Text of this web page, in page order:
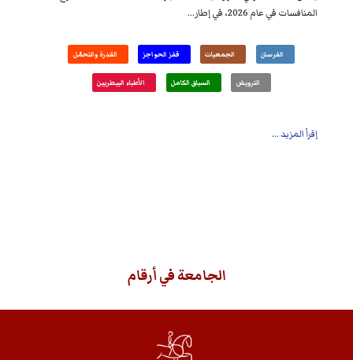
المنافسات في عام 2026، في إطار...
الفرسان الجمعيات قفز الحواجز القدرة والتحمّل
الترويض السباق الكامل الأطباء البيطريين
إقرأ المزيد ...
الجامعة في أرقام